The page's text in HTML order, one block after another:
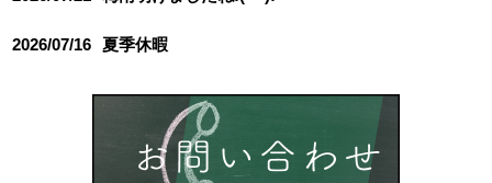
2026/07/16 夏季休暇